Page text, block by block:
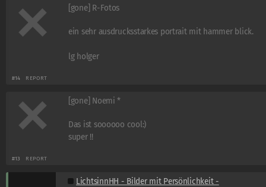
[gone] R-Fotos
ein sehr ausdrucksstarkes portrait mit hammer blick.
lg holger
#14 REPORT
[gone] Noemi *
Das ist soooooo cool:)
super !!
#13 REPORT
LichtsinnHH - Bilder mit Persönlichkeit -